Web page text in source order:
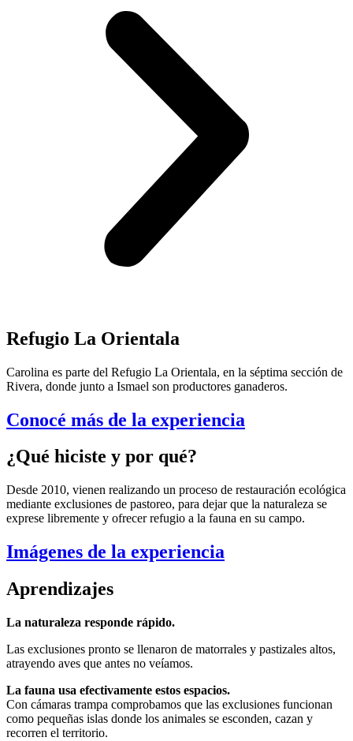
Refugio La Orientala
Carolina es parte del Refugio La Orientala, en la séptima sección de
Rivera, donde junto a Ismael son productores ganaderos.
Conocé más de la experiencia
¿Qué hiciste y por qué?
Desde 2010, vienen realizando un proceso de restauración ecológica
mediante exclusiones de pastoreo, para dejar que la naturaleza se
exprese libremente y ofrecer refugio a la fauna en su campo.
Imágenes de la experiencia
Aprendizajes
La naturaleza responde rápido.
Las exclusiones pronto se llenaron de matorrales y pastizales altos,
atrayendo aves que antes no veíamos.
La fauna usa efectivamente estos espacios.
Con cámaras trampa comprobamos que las exclusiones funcionan
como pequeñas islas donde los animales se esconden, cazan y
recorren el territorio.